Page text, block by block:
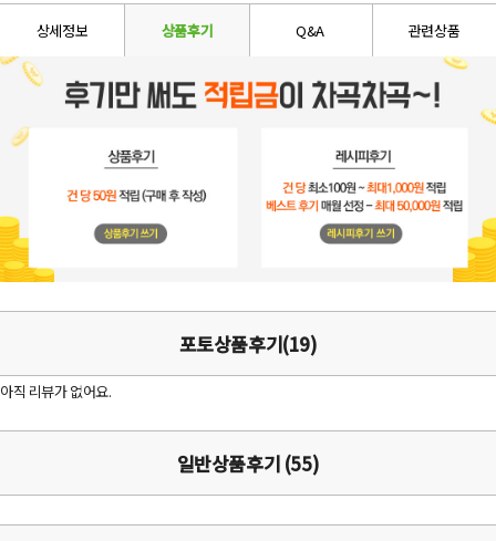
상세정보 상품후기 Q&A 관련상품
포토상품후기(19)
아직 리뷰가 없어요.
일반상품후기 (55)